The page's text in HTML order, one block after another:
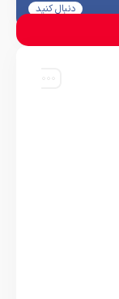
دنبال کنید